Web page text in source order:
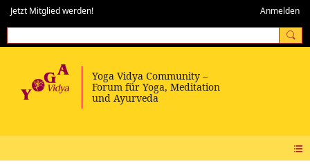
Jetzt Mitglied werden! Anmelden